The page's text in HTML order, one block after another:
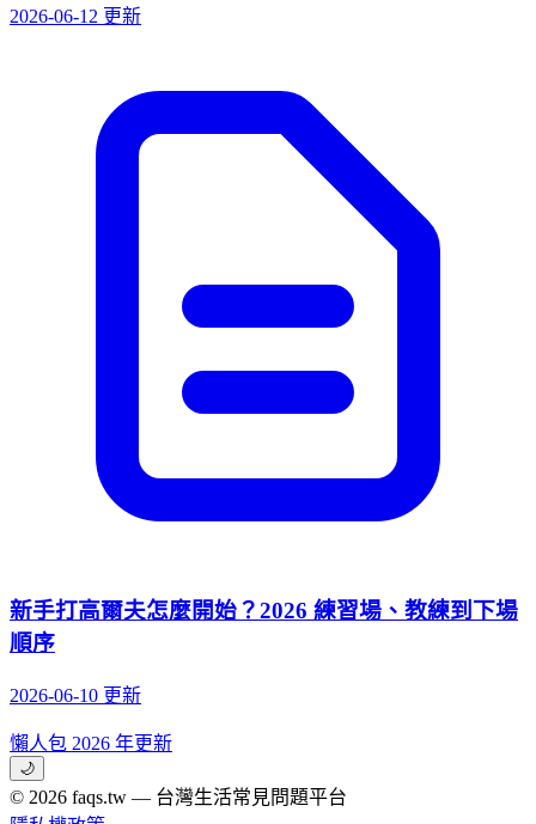
2026-06-12 更新
新手打高爾夫怎麼開始？2026 練習場、教練到下場
順序
2026-06-10 更新
懶人包 2026 年更新
🌙
© 2026 faqs.tw — 台灣生活常見問題平台